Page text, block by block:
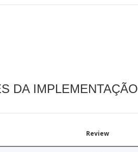
DA IMPLEMENTAÇÃO
Review